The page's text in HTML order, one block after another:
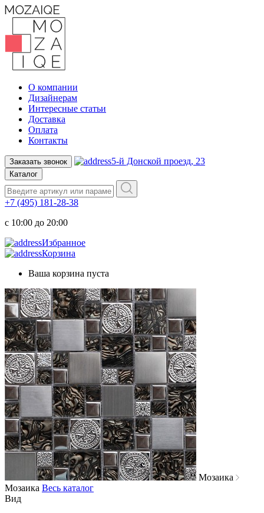
О компании
Дизайнерам
Интересные статьи
Доставка
Оплата
Контакты
Заказать звонок 5-й Донской проезд, 23
Каталог
+7 (495) 181-28-38
c 10:00 до 20:00
Избранное
Корзина
Ваша корзина пуста
Мозаика
Мозаика Весь каталог
Вид